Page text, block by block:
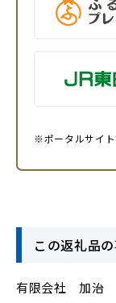
※ポータルサイト
この返礼品
有限会社 加治